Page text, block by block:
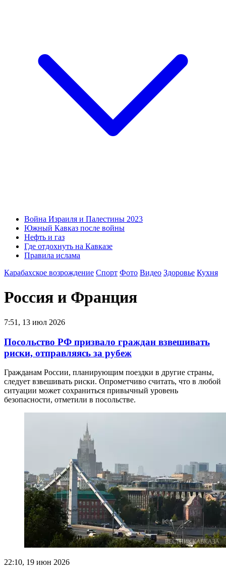
Война Израиля и Палестины 2023
Южный Кавказ после войны
Нефть и газ
Где отдохнуть на Кавказе
Правила ислама
Карабахское возрождение Спорт Фото Видео Здоровье Кухня
Россия и Франция
7:51, 13 июл 2026
Посольство РФ призвало граждан взвешивать
риски, отправляясь за рубеж
Гражданам России, планирующим поездки в другие страны,
следует взвешивать риски. Опрометчиво считать, что в любой
ситуации может сохраниться привычный уровень
безопасности, отметили в посольстве.
22:10, 19 июн 2026